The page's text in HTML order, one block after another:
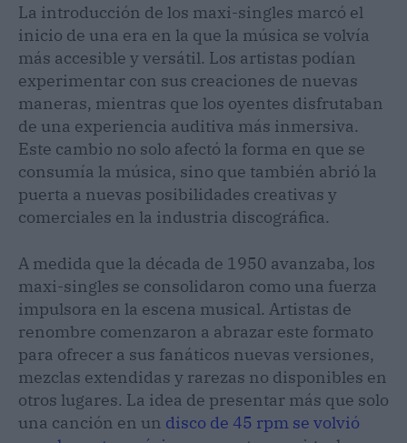
La introducción de los maxi-singles marcó el
inicio de una era en la que la música se volvía
más accesible y versátil. Los artistas podían
experimentar con sus creaciones de nuevas
maneras, mientras que los oyentes disfrutaban
de una experiencia auditiva más inmersiva.
Este cambio no solo afectó la forma en que se
consumía la música, sino que también abrió la
puerta a nuevas posibilidades creativas y
comerciales en la industria discográfica.
A medida que la década de 1950 avanzaba, los
maxi-singles se consolidaron como una fuerza
impulsora en la escena musical. Artistas de
renombre comenzaron a abrazar este formato
para ofrecer a sus fanáticos nuevas versiones,
mezclas extendidas y rarezas no disponibles en
otros lugares. La idea de presentar más que solo
una canción en un disco de 45 rpm se volvió